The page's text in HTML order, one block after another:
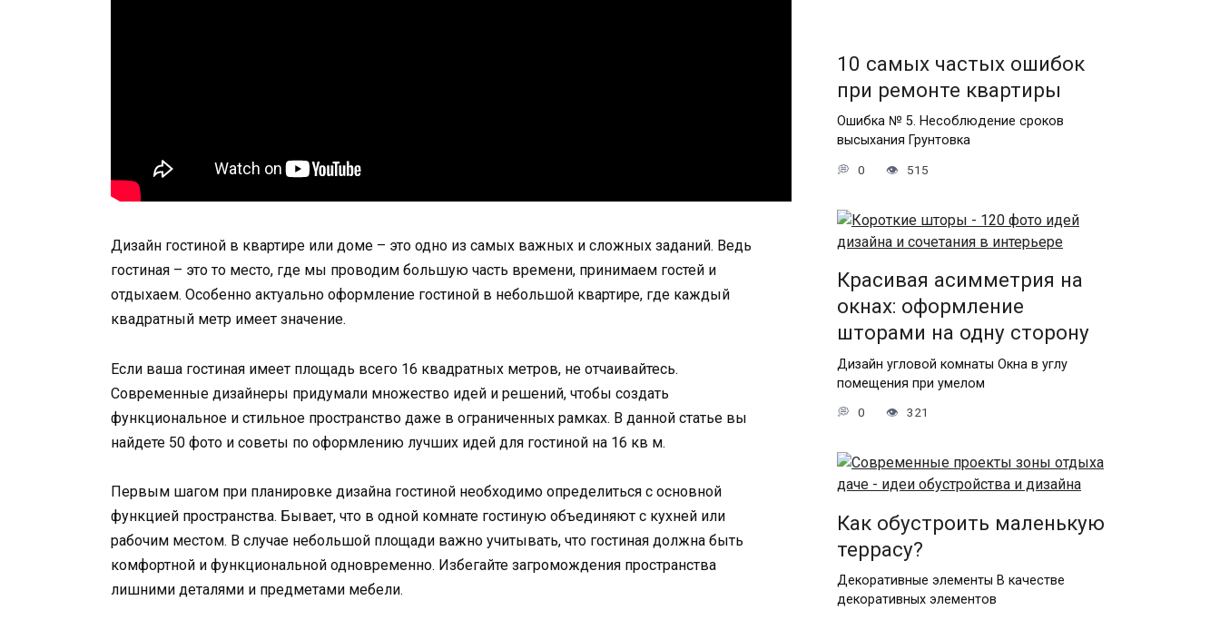
Дизайн гостиной в квартире или доме – это одно из самых важных и сложных заданий. Ведь
гостиная – это то место, где мы проводим большую часть времени, принимаем гостей и
отдыхаем. Особенно актуально оформление гостиной в небольшой квартире, где каждый
квадратный метр имеет значение.
Если ваша гостиная имеет площадь всего 16 квадратных метров, не отчаивайтесь.
Современные дизайнеры придумали множество идей и решений, чтобы создать
функциональное и стильное пространство даже в ограниченных рамках. В данной статье вы
найдете 50 фото и советы по оформлению лучших идей для гостиной на 16 кв м.
Первым шагом при планировке дизайна гостиной необходимо определиться с основной
функцией пространства. Бывает, что в одной комнате гостиную объединяют с кухней или
рабочим местом. В случае небольшой площади важно учитывать, что гостиная должна быть
комфортной и функциональной одновременно. Избегайте загромождения пространства
лишними деталями и предметами мебели.
10 самых частых ошибок
при ремонте квартиры
Ошибка № 5. Несоблюдение сроков
высыхания Грунтовка
0 515
Красивая асимметрия на
окнах: оформление
шторами на одну сторону
Дизайн угловой комнаты Окна в углу
помещения при умелом
0 321
Как обустроить маленькую
террасу?
Декоративные элементы В качестве
декоративных элементов